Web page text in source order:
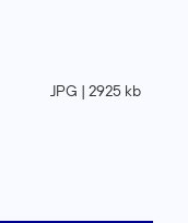
JPG | 2925 kb